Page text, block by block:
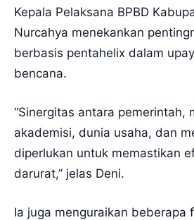
Kepala Pelaksana BPBD
Nurcahya menekankan
berbasis pentahelix dalam
bencana.
“Sinergitas antara pemerintah,
akademisi, dunia usaha, dan
diperlukan untuk memastikan
darurat,” jelas Deni.
Ia juga menguraikan beberapa